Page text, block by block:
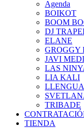
Agenda
BOIKOT
BOOM
DJ
ELANE
GROGGY
JAVI
LAS
LIA KALI
TRIBADE
TIENDA